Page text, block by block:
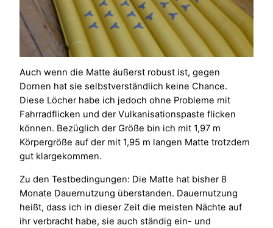
Auch wenn die Matte äußerst robust ist, gegen
Dornen hat sie selbstverständlich keine Chance.
Diese Löcher habe ich jedoch ohne Probleme mit
Fahrradflicken und der Vulkanisationspaste flicken
können. Bezüglich der Größe bin ich mit 1,97 m
Körpergröße auf der mit 1,95 m langen Matte trotzdem
gut klargekommen.
Zu den Testbedingungen: Die Matte hat bisher 8
Monate Dauernutzung überstanden. Dauernutzung
heißt, dass ich in dieser Zeit die meisten Nächte auf
ihr verbracht habe, sie auch ständig ein- und